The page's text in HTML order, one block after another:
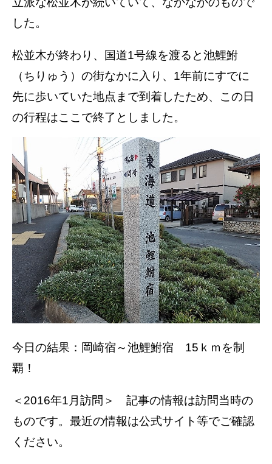
した。
松並木が終わり、国道1号線を渡ると池鯉鮒
（ちりゅう）の街なかに入り、1年前にすでに
先に歩いていた地点まで到着したため、この日
の行程はここで終了としました。
今日の結果：岡崎宿～池鯉鮒宿 15ｋｍを制
覇！
＜2016年1月訪問＞ 記事の情報は訪問当時の
ものです。最近の情報は公式サイト等でご確認
ください。